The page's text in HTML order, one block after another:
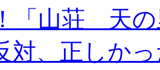
「山荘 天の
対、正しか